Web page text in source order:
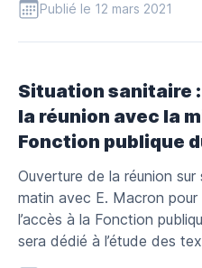
Publié le 12 mars 2021
Situation sanitaire
la réunion avec la
Fonction publique
Ouverture de la réunion
matin avec E. Macron
l’accès à la Fonction
sera dédié à l’étude des